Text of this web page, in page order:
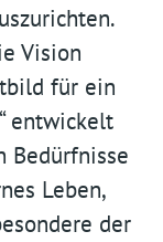
Vision
für ein
entwickelt
Bedürfnisse
Leben,
der